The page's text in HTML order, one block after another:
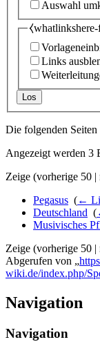
Auswahl
Links
Los
Die folgenden
Angezeigt werden 3
Zeige (vorherige 50 |
Pegasus (←
Deutschland (
Musivisches
Zeige (vorherige 50 |
Abgerufen von „
wiki.de/index.php/
Navigation
Navigation